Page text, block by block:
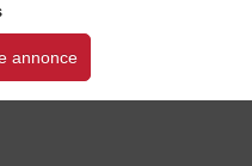
annonce